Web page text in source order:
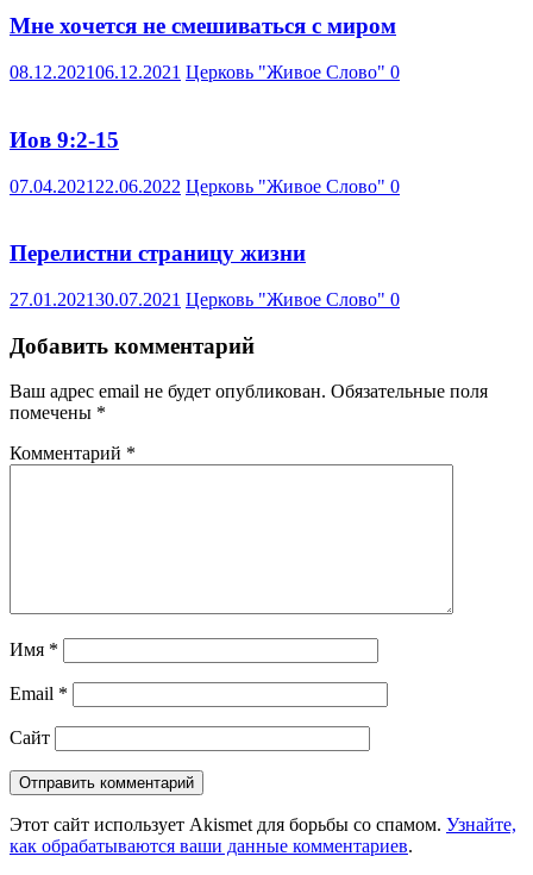
Мне хочется не смешиваться с миром
08.12.202106.12.2021 Церковь "Живое Слово" 0
Иов 9:2-15
07.04.2021 22.06.2022 Церковь "Живое Слово" 0
Перелистни страницу жизни
27.01.202130.07.2021 Церковь "Живое Слово" 0
Добавить комментарий
Ваш адрес email не будет опубликован. Обязательные поля
помечены *
Комментарий *
Имя *
Email *
Сайт
Этот сайт использует Akismet для борьбы со спамом. Узнайте,
как обрабатываются ваши данные комментариев.